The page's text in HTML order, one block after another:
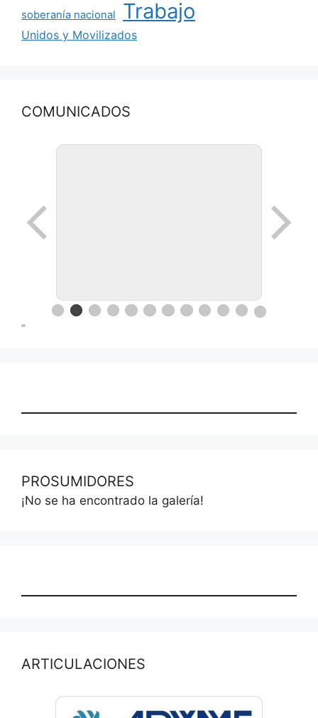
soberanía nacional Trabajo
Unidos y Movilizados
COMUNICADOS
PROSUMIDORES
¡No se ha encontrado la galería!
ARTICULACIONES